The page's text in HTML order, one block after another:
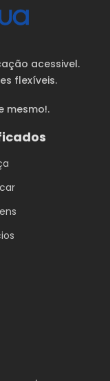
acessivel.
flexíveis.
mesmo!.